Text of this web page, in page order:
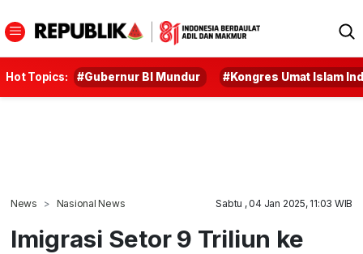
Hot Topics: #Gubernur BI Mundur #Kongres Umat Islam
News Nasional News Sabtu , 04 Jan 2025, 11:03 WIB
Imigrasi Setor 9 Triliun ke